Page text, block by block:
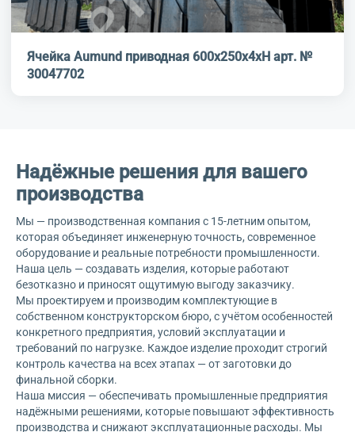
Ячейка Aumund приводная 600х250х4хН арт. №
30047702
Надёжные решения для вашего
производства
Мы — производственная компания с 15-летним опытом,
которая объединяет инженерную точность, современное
оборудование и реальные потребности промышленности.
Наша цель — создавать изделия, которые работают
безотказно и приносят ощутимую выгоду заказчику.
Мы проектируем и производим комплектующие в
собственном конструкторском бюро, с учётом особенностей
конкретного предприятия, условий эксплуатации и
требований по нагрузке. Каждое изделие проходит строгий
контроль качества на всех этапах — от заготовки до
финальной сборки.
Наша миссия — обеспечивать промышленные предприятия
надёжными решениями, которые повышают эффективность
производства и снижают эксплуатационные расходы. Мы